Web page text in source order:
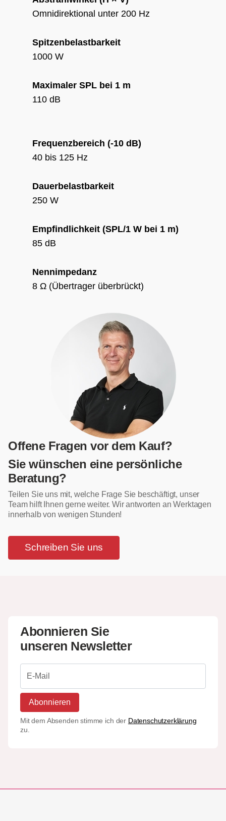
Omnidirektional unter 200 Hz
Spitzenbelastbarkeit
1000 W
Maximaler SPL bei 1 m
110 dB
Frequenzbereich (-10 dB)
40 bis 125 Hz
Dauerbelastbarkeit
250 W
Empfindlichkeit (SPL/1 W bei 1 m)
85 dB
Nennimpedanz
8 Ω (Übertrager überbrückt)
Offene Fragen vor dem Kauf?
Sie wünschen eine persönliche
Beratung?
Teilen Sie uns mit, welche Frage Sie beschäftigt, unser
Team hilft Ihnen gerne weiter. Wir antworten an Werktagen
innerhalb von wenigen Stunden!
Schreiben Sie uns
Abonnieren Sie
unseren Newsletter
Abonnieren
Mit dem Absenden stimme ich der Datenschutzerklärung
zu.